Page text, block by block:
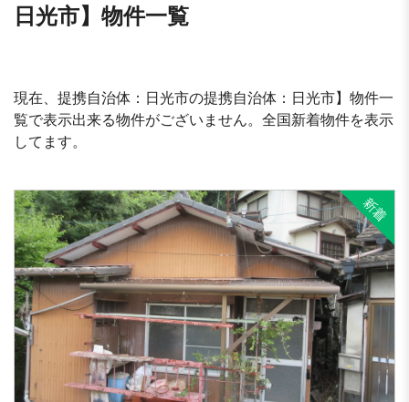
日光市】物件一覧
現在、提携自治体：日光市の提携自治体：日光市】物件一
覧で表示出来る物件がございません。全国新着物件を表示
してます。